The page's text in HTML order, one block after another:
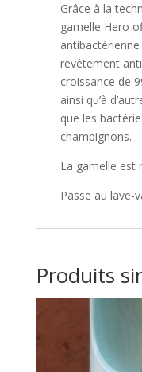
Grâce à la
gamelle Hero
revêtement
croissance de
ainsi qu’à
que les
champignons.
La gamelle est
Passe au lave-
Produits